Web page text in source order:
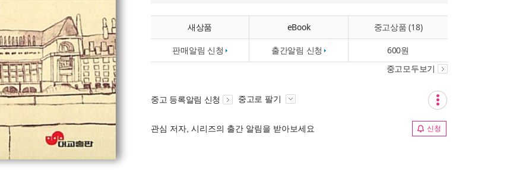
새상품 eBook 중고상품 (18)
판매알림 신청 출간알림 신청 600원
중고모두보기
중고 등록알림 신청 중고로 팔기
관심 저자, 시리즈의 출간 알림을 받아보세요 신청